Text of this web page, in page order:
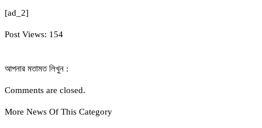
[ad_2]
Post Views: 154
আপনার মতামত লিখুন :
Comments are closed.
More News Of This Category